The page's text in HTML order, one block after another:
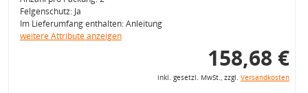
Felgenschutz: Ja
Im Lieferumfang enthalten: Anleitung
weitere Attribute anzeigen
158,68 €
inkl. gesetzl. MwSt., zzgl. Versandkosten